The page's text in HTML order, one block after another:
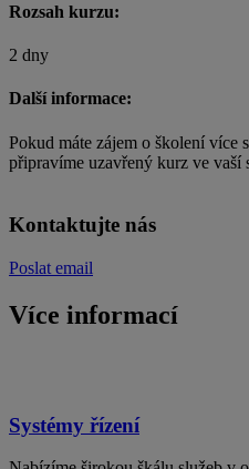
Rozsah kurzu:
2 dny
Další informace:
Pokud máte zájem o školení více
připravíme uzavřený kurz ve vaší
Kontaktujte nás
Poslat email
Více informací
Systémy řízení